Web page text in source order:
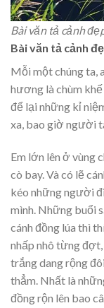
Bài văn tả cảnh
Bài văn tả cảnh
Mỗi một chúng ta,
hương là chùm
để lại những kỉ
xa, bao giờ người
Em lớn lên ở vùng
cò bay. Và có lẽ
kéo những người
mình. Những buổi
cánh đồng lúa thì
nhấp nhô từng
trắng dang rộng
thẳm. Nhất là
đồng rộn lên bao